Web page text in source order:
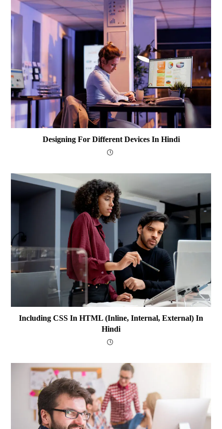
Designing For Different Devices In Hindi
Including CSS In HTML (Inline, Internal, External) In
Hindi